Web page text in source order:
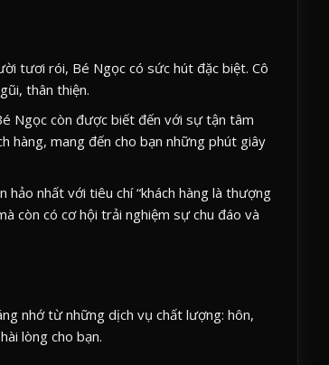
tươi rói, Bé Ngọc có sức hút đặc biệt. Cô
thân thiện.
Ngọc còn được biết đến với sự tận tâm
hàng, mang đến cho bạn những phút giây
nhất với tiêu chí “khách hàng là thượng
còn có cơ hội trải nghiệm sự chu đáo và
nhớ từ những dịch vụ chất lượng: hôn,
lòng cho bạn.